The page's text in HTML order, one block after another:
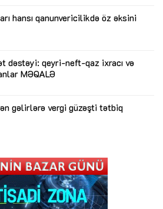
hansı qanunvericilikdə öz əksini
dəstəyi: qeyri-neft-qaz ixracı və
MƏQALƏ
gəlirlərə vergi güzəşti tətbiq